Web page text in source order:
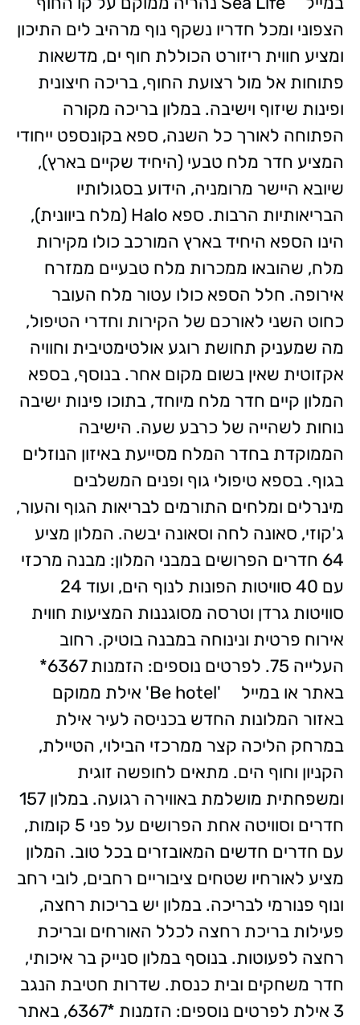
הצפוני ומכל חדריו נשקף נוף מרהיב לים התיכון
ומציע חווית ריזורט הכוללת חוף ים, מדשאות
פתוחות אל מול רצועת החוף, בריכה חיצונית
ופינות שיזוף וישיבה. במלון בריכה מקורה
הפתוחה לאורך כל השנה, ספא בקונספט ייחודי
המציע חדר מלח טבעי (היחיד שקיים בארץ),
שיובא היישר מרומניה, הידוע בסגולותיו
הבריאותיות הרבות. ספא Halo (מלח ביוונית),
הינו הספא היחיד בארץ המורכב כולו מקירות
מלח, שהובאו ממכרות מלח טבעיים ממזרח
אירופה. חלל הספא כולו עטור מלח העובר
כחוט השני לאורכם של הקירות וחדרי הטיפול,
מה שמעניק תחושת רוגע אולטימטיבית וחוויה
אקזוטית שאין בשום מקום אחר. בנוסף, בספא
המלון קיים חדר מלח מיוחד, בתוכו פינות ישיבה
נוחות לשהייה של כרבע שעה. הישיבה
הממוקדת בחדר המלח מסייעת באיזון הנוזלים
בגוף. בספא טיפולי גוף ופנים המשלבים
מינרלים ומלחים התורמים לבריאות הגוף והעור,
ג'קוזי, סאונה לחה וסאונה יבשה. המלון מציע
64 חדרים הפרושים במבני המלון: מבנה מרכזי
עם 40 סוויטות הפונות לנוף הים, ועוד 24
סוויטות גרדן וטרסה מסוגננות המציעות חווית
אירוח פרטית ונינוחה במבנה בוטיק. רחוב
העלייה 75. לפרטים נוספים: הזמנות 6367*
באתר או במייל 'Be hotel' אילת ממוקם
באזור המלונות החדש בכניסה לעיר אילת
במרחק הליכה קצר ממרכזי הבילוי, הטיילת,
הקניון וחוף הים. מתאים לחופשה זוגית
ומשפחתית מושלמת באווירה רגועה. במלון 157
חדרים וסוויטה אחת הפרושים על פני 5 קומות,
עם חדרים חדשים המאובזרים בכל טוב. המלון
מציע לאורחיו שטחים ציבוריים רחבים, לובי רחב
ונוף פנורמי לבריכה. במלון יש בריכות רחצה,
פעילות בריכת רחצה לכלל האורחים ובריכת
רחצה לפעוטות. בנוסף במלון סנייק בר איכותי,
חדר משחקים ובית כנסת. שדרות חטיבת הנגב
3 אילת לפרטים נוספים: הזמנות *6367, באתר